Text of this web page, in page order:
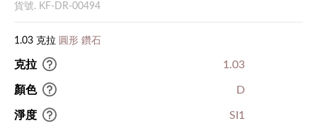
貨號. KF-DR-00494
1.03 克拉 圓形 鑽石
克拉 1.03
顏色 D
淨度 SI1